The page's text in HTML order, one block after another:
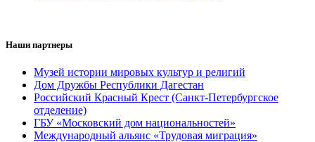
Наши партнеры
Музей истории мировых культур и религий
Дом Дружбы Республики Дагестан
Российский Красный Крест (Санкт-Петербургское
отделение)
ГБУ «Московский дом национальностей»
Международный альянс «Трудовая миграция»